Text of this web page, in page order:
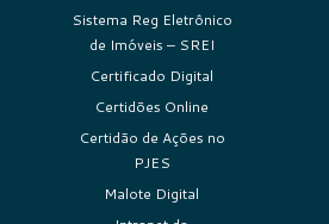
Sistema Reg Eletrônico
de Imóveis – SREI
Certificado Digital
Certidões Online
Certidão de Ações no
PJES
Malote Digital